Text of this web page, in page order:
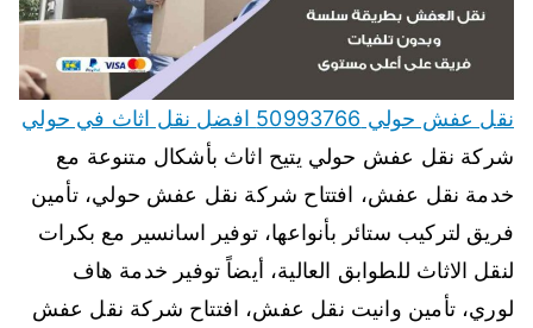
نقل عفش حولي 50993766 افضل نقل اثاث في حولي
شركة نقل عفش حولي يتيح اثاث بأشكال متنوعة مع
خدمة نقل عفش، افتتاح شركة نقل عفش حولي، تأمين
فريق لتركيب ستائر بأنواعها، توفير اسانسير مع بكرات
لنقل الاثاث للطوابق العالية، أيضاً توفير خدمة هاف
لوري، تأمين وانيت نقل عفش، افتتاح شركة نقل عفش